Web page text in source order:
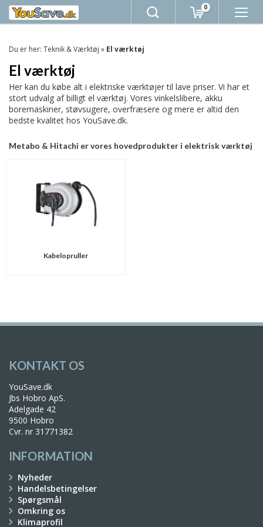
0
Du er her: Teknik & Værktøj » El værktøj
El værktøj
Her kan du købe alt i elektriske værktøjer til lave priser. Vi har et
stort udvalg af billigt el værktøj. Vores vinkelslibere, akku
boremaskiner, støvsugere, overfræsere og mere er altid den
bedste kvalitet hos YouSave.dk.
Metabo & Hitachi er vores hovedprodukter i elektrisk værktøj
Kabelopruller
KONTAKT OS
YouSave.dk
Jbs Hobro ApS.
Adelgade 42
9500 Hobro
Cvr. nr 31771382
INFORMATION
Nyheder
Handelsbetingelser
Spørgsmål
Omkring os
Klimaprofil